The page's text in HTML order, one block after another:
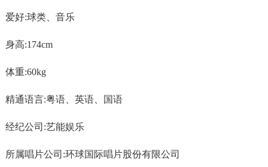
爱好:球类、音乐
身高:174cm
体重:60kg
精通语言:粤语、英语、国语
经纪公司:艺能娱乐
所属唱片公司:环球国际唱片股份有限公司